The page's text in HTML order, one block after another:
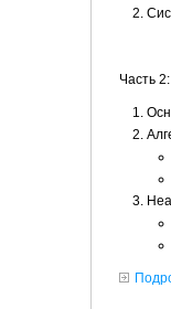
Часть